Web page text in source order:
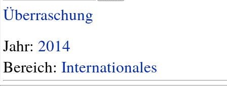
Überraschung
Jahr: 2014
Bereich: Internationales